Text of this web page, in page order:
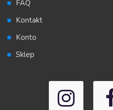
FAQ
Kontakt
Konto
Sklep